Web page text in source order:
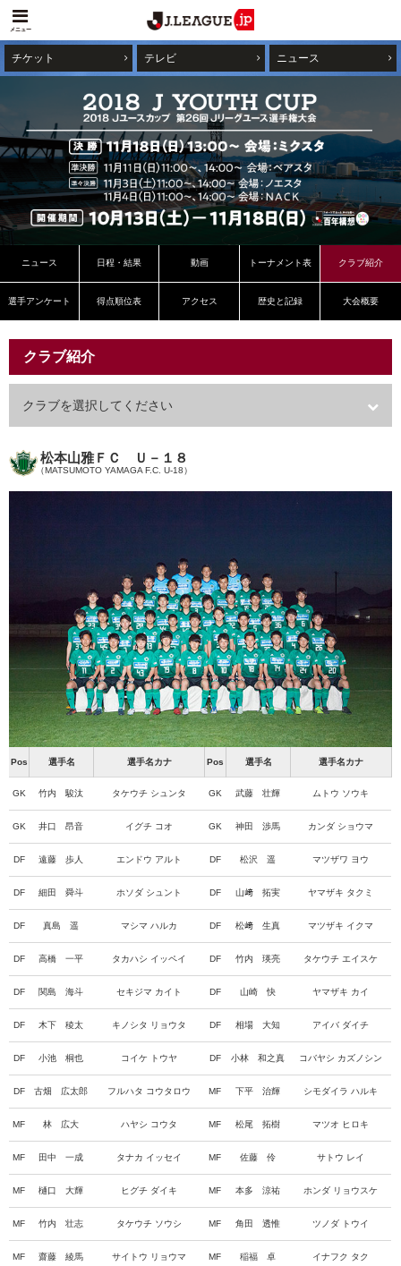
メニュー
チケット テレビ ニュース
ニュース 日程・結果 動画 トーナメント表 クラブ紹介
選手アンケート 得点順位表 アクセス 歴史と記録 大会概要
クラブ紹介
クラブを選択してください
松本山雅ＦＣ Ｕ－１８
（MATSUMOTO YAMAGA F.C. U-18）
Pos 選手名 選手名カナ Pos 選手名 選手名カナ
GK 竹内 駿汰 タケウチ シュンタ GK 武藤 壮輝 ムトウ ソウキ
GK 井口 昂音 イグチ コオ GK 神田 渉馬 カンダ ショウマ
DF 遠藤 歩人 エンドウ アルト DF 松沢 遥 マツザワ ヨウ
DF 細田 舜斗 ホソダ シュント DF 山﨑 拓実 ヤマザキ タクミ
DF 真島 遥 マシマ ハルカ DF 松﨑 生真 マツザキ イクマ
DF 高橋 一平 タカハシ イッペイ DF 竹内 瑛亮 タケウチ エイスケ
DF 関島 海斗 セキジマ カイト DF 山崎 快 ヤマザキ カイ
DF 木下 稜太 キノシタ リョウタ DF 相場 大知 アイバ ダイチ
DF 小池 桐也 コイケ トウヤ DF 小林 和之真 コバヤシ カズノシン
DF 古畑 広太郎 フルハタ コウタロウ MF 下平 治輝 シモダイラ ハルキ
MF 林 広大 ハヤシ コウタ MF 松尾 拓樹 マツオ ヒロキ
MF 田中 一成 タナカ イッセイ MF 佐藤 伶 サトウ レイ
MF 樋口 大輝 ヒグチ ダイキ MF 本多 涼祐 ホンダ リョウスケ
MF 竹内 壮志 タケウチ ソウシ MF 角田 透惟 ツノダ トウイ
MF 齋藤 綾馬 サイトウ リョウマ MF 稲福 卓 イナフク タク